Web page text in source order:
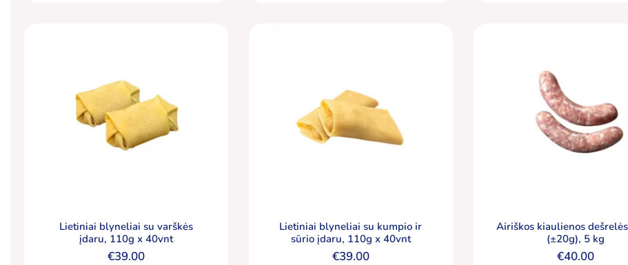
Lietiniai blyneliai su varškės
įdaru, 110g x 40vnt
€39.00
Lietiniai blyneliai su kumpio ir
sūrio įdaru, 110g x 40vnt
€39.00
Airiškos kiaulienos
(±20g), 5 kg
€40.00